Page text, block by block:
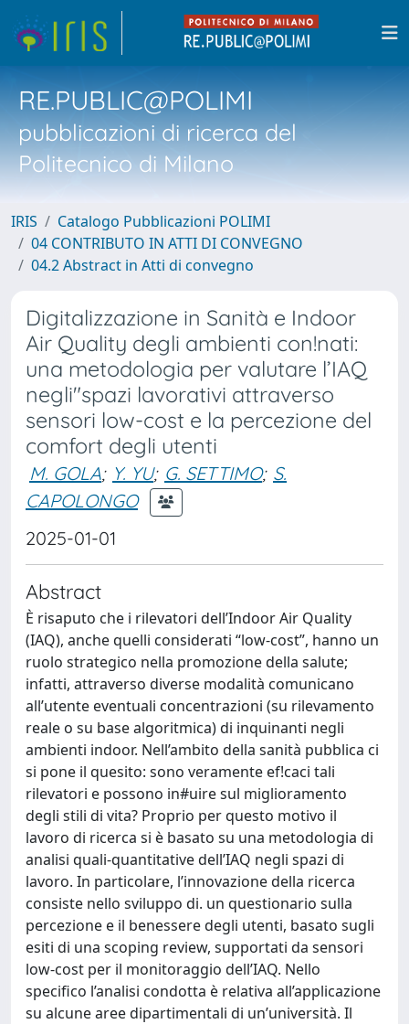
RE.PUBLIC@POLIMI
pubblicazioni di ricerca del
Politecnico di Milano
IRIS
Catalogo Pubblicazioni POLIMI
04 CONTRIBUTO IN ATTI DI CONVEGNO
04.2 Abstract in Atti di convegno
Digitalizzazione in Sanità e Indoor
Air Quality degli ambienti con!nati:
una metodologia per valutare l’IAQ
negli"spazi lavorativi attraverso
sensori low-cost e la percezione del
comfort degli utenti
M. GOLA; Y. YU; G. SETTIMO; S.
CAPOLONGO
2025-01-01
Abstract
È risaputo che i rilevatori dell’Indoor Air Quality
(IAQ), anche quelli considerati “low-cost”, hanno un
ruolo strategico nella promozione della salute;
infatti, attraverso diverse modalità comunicano
all’utente eventuali concentrazioni (su rilevamento
reale o su base algoritmica) di inquinanti negli
ambienti indoor. Nell’ambito della sanità pubblica ci
si pone il quesito: sono veramente ef!caci tali
rilevatori e possono in#uire sul miglioramento
degli stili di vita? Proprio per questo motivo il
lavoro di ricerca si è basato su una metodologia di
analisi quali-quantitative dell’IAQ negli spazi di
lavoro. In particolare, l’innovazione della ricerca
consiste nello sviluppo di. un questionario sulla
percezione e il benessere degli utenti, basato sugli
esiti di una scoping review, supportati da sensori
low-cost per il monitoraggio dell’IAQ. Nello
specifico l’analisi condotta è relativa all’applicazione
su alcune aree dipartimentali di un’università. Il